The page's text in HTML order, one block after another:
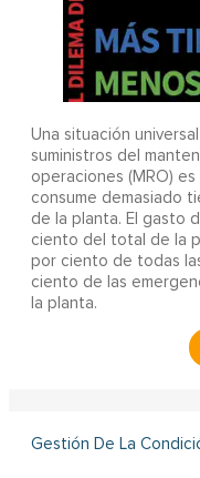
Una situación
suministros del
operaciones (MRO)
consume demasiado
de la planta. El gasto
ciento del total de la
por ciento de todas
ciento de las
la planta.
Gestión De La